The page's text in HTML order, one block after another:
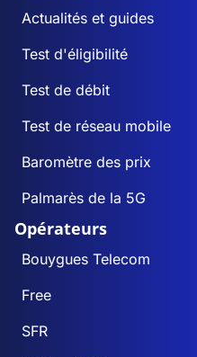
Actualités et guides
Test d'éligibilité
Test de débit
Test de réseau mobile
Baromètre des prix
Palmarès de la 5G
Opérateurs
Bouygues Telecom
Free
SFR